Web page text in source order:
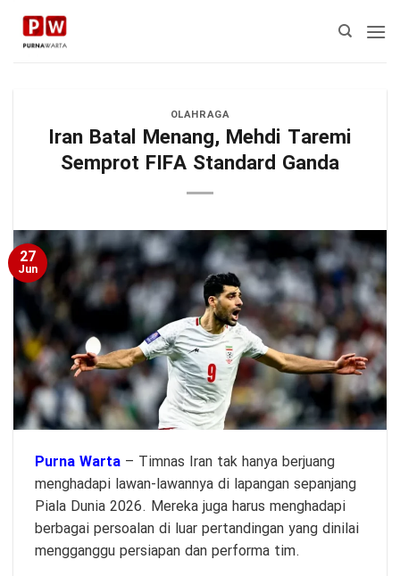
Skip
content
OLAHRAGA
Iran Batal Menang, Mehdi Taremi
Semprot FIFA Standard Ganda
27
Jun
Purna Warta – Timnas Iran tak hanya berjuang
menghadapi lawan-lawannya di lapangan sepanjang
Piala Dunia 2026. Mereka juga harus menghadapi
berbagai persoalan di luar pertandingan yang dinilai
mengganggu persiapan dan performa tim.